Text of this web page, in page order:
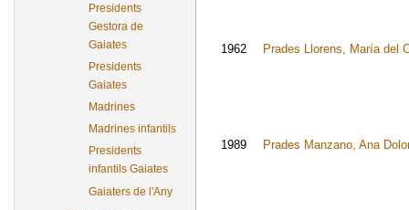
Presidents
Gestora de
Gaiates
Presidents
Gaiates
Madrines
Madrines infantils
Presidents
infantils Gaiates
Gaiaters de l'Any
1962 Prades Llorens, María del
1989 Prades Manzano, Ana